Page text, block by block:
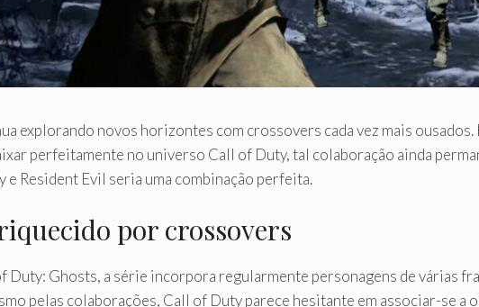
explorando novos horizontes com crossovers cada vez mais
perfeitamente no universo Call of Duty, tal colaboração ainda
Resident Evil seria uma combinação perfeita.
por crossovers
Duty: Ghosts, a série incorpora regularmente personagens de várias
pelas colaborações, Call of Duty parece hesitante em associar-se